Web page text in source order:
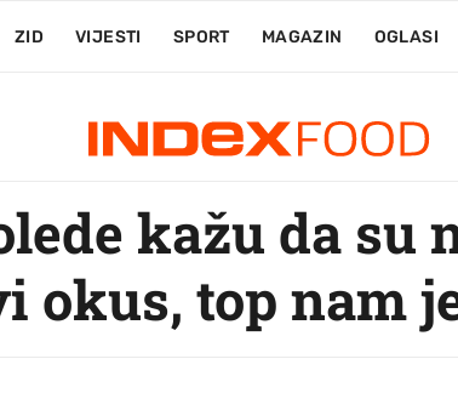
ZID VIJESTI SPORT MAGAZIN OGLASI
kažu da su
okus, top nam